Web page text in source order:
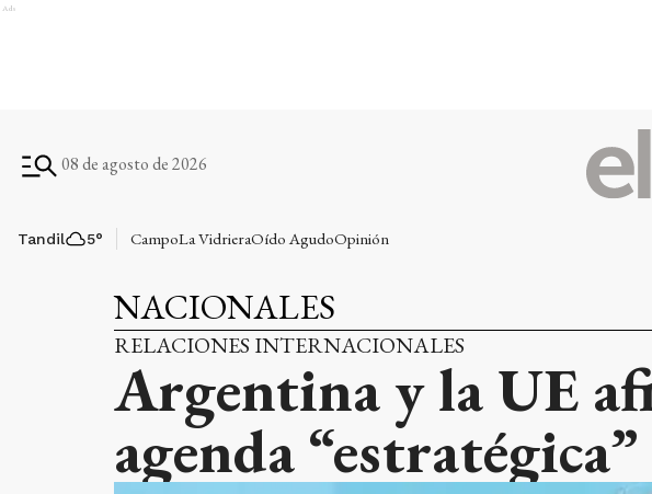
Ads
08 de agosto de 2026
Tandil 5° CampoLa VidrieraOído AgudoOpinión
NACIONALES
RELACIONES INTERNACIONALES
Argentina y la UE
agenda “estratégica”